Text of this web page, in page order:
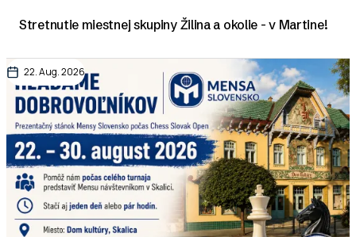
Stretnutie miestnej skupiny Žilina a okolie - v Martine!
22. Aug. 2026